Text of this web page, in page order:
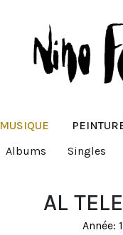
MUSIQUE
Albums
Singles
AL
Année: